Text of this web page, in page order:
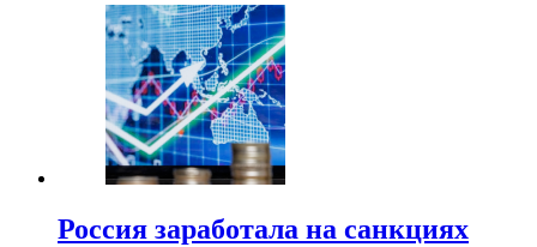
Россия заработала на санкциях